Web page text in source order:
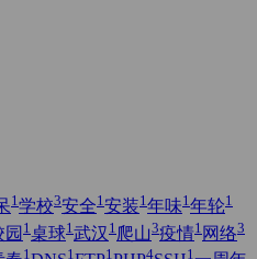
1 学校3安全1 安装1 年味1 年轮1
园 1 桌球1 武汉 1 爬山3疫情1 网络3
1 1 1 4 1